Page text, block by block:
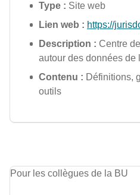
Type : Site web
Lien web : https://
Description : Centre
autour des données de
Contenu : Définitions,
outils
Pour les collègues de la BU